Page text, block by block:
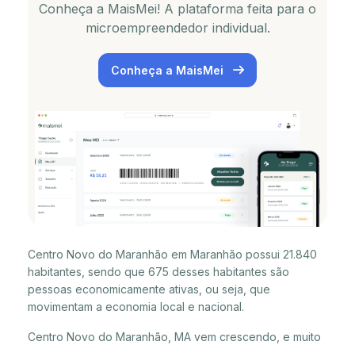
Conheça a MaisMei! A plataforma feita para o
microempreendedor individual.
Conheça a MaisMei
Centro Novo do Maranhão em Maranhão possui 21.840
habitantes, sendo que 675 desses habitantes são
pessoas economicamente ativas, ou seja, que
movimentam a economia local e nacional.
Centro Novo do Maranhão, MA vem crescendo, e muito